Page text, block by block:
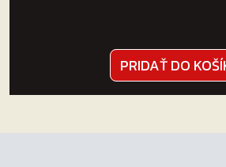
PRIDAŤ DO